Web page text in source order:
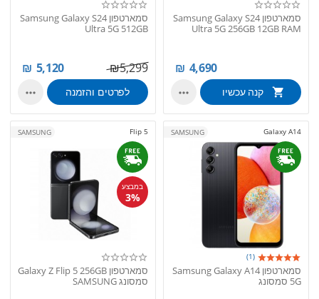
סמארטפון Samsung Galaxy S24
Ultra 5G 256GB 12GB RAM
4,690
₪
קנה עכשיו 
סמארטפון Samsung Galaxy S24
Ultra 5G 512GB
5,299
₪
5,120
₪
לפרטים והזמנה 
Galaxy A14
(1)
SAMSUNG
סמארטפון Samsung Galaxy A14
5G סמסונג
Flip 5
במבצע
3%
SAMSUNG
סמארטפון Galaxy Z Flip 5 256GB
סמסונג SAMSUNG